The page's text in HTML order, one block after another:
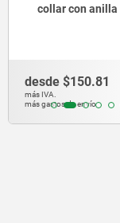
anilla de
desde$140.27
más IVA.
más gastos de envío